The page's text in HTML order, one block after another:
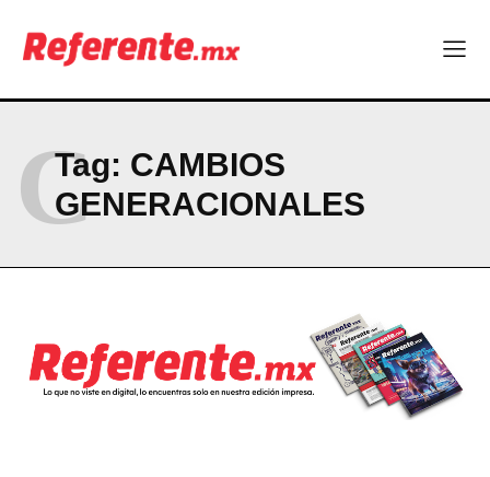
Cusárare
ABOUT
CONTACT
Tag: CAMBIOS
GENERACIONALES
C